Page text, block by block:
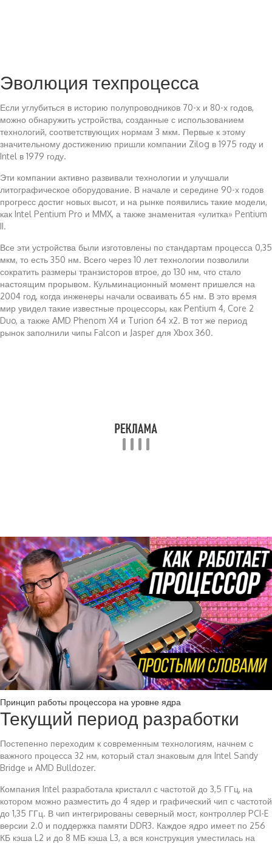
Эволюция техпроцесса
Если углубиться в историю полупроводников 70-х и 80-х годов,
можно обнаружить устройства, созданные с использованием
технологий, соответствующих нормам 3 мкм. Первые к этому
значительному достижению пришли компании Zilog в 1975 году и
Intel в 1979 году.
Эти компании активно развивали технологии и улучшали
литографическое оборудование. В начале и середине 90-х годов
прогресс достиг новых высот, и на рынке появились такие модели,
как Intel Pentium Pro и MMX, а также знаменитая «улитка» Pentium
II.
Все эти устройства были изготовлены по стандартам процесса 0,35
мкм, то есть 350 нм. Всего через 10 лет технологии позволили
сократить размеры транзисторов втрое, до 130 нм, что стало
настоящим прорывом. Кульминационный момент пришелся на
2004 год, когда инженеры начали осваивать 65 нм. В это время
мир увидел такие известные процессоры, как Pentium 4, Core 2
Duo, а также AMD Phenom X4 и Turion 64 x2. В тот же период
рынок заполнили чипы Falcon и Jasper для Xbox 360.
Принцип работы процессора на уровне ядра
Текущий период разработки
Постепенно переходим к современным технологиям, начнем с
важного процесса 32 нм, который стал знаковым для Intel Sandy
Bridge и AMD Bulldozer.
Компания Intel разработала кристалл с частотой до 3,5 ГГц, на
котором можно разместить до 4 ядер и графический чип с частотой
до 1,35 ГГц. В чип интегрированы северный мост, контроллер PCI-E
версии 2.0 и поддержка памяти DDR3. Каждое ядро имеет по 256
КБ кэша L2 и до 8 МБ кэша L3, а вся конструкция уместилась на